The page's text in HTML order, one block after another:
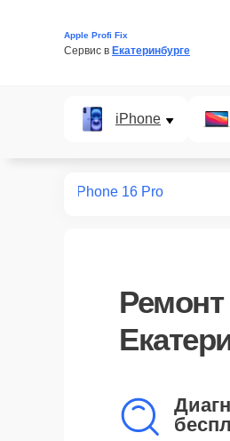
Apple Profi Fix
Сервис в Екатеринбурге
iPhone
iPhone 16 Pro
Ремонт